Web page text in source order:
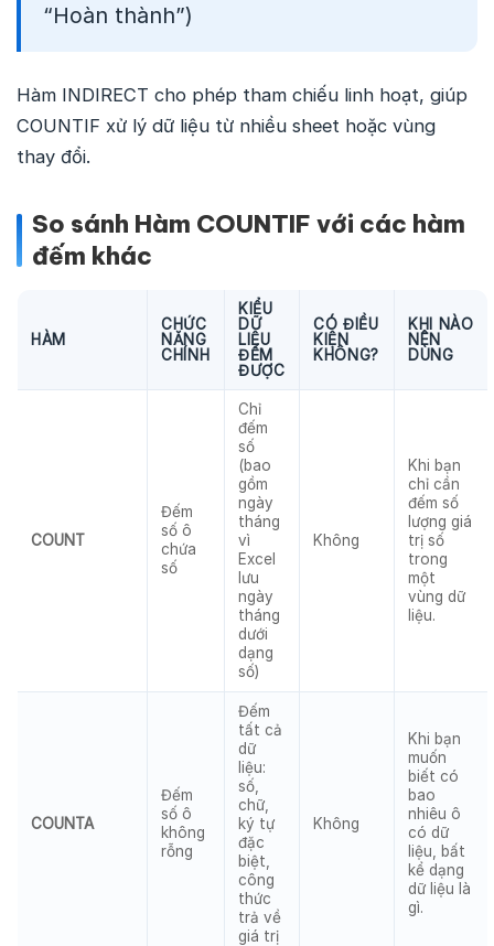
“Hoàn thành”)
Hàm INDIRECT cho phép tham chiếu linh hoạt, giúp
COUNTIF xử lý dữ liệu từ nhiều sheet hoặc vùng
thay đổi.
So sánh Hàm COUNTIF với các hàm
đếm khác
HÀM
CHỨC
NĂNG
CHÍNH
KIỂU
DỮ
LIỆU
ĐẾM
ĐƯỢC
CÓ ĐIỀU
KIỆN
KHÔNG?
KHI NÀO
NÊN
DÙNG
COUNT
Đếm
số ô
chứa
số
Chỉ
đếm
số
(bao
gồm
ngày
tháng
vì
Excel
lưu
ngày
tháng
dưới
dạng
số)
Không
Khi bạn
chỉ cần
đếm số
lượng giá
trị số
trong
một
vùng dữ
liệu.
COUNTA
Đếm
số ô
không
rỗng
Đếm
tất cả
dữ
liệu:
số,
chữ,
ký tự
đặc
biệt,
công
thức
trả về
giá trị
Không
Khi bạn
muốn
biết có
bao
nhiêu ô
có dữ
liệu, bất
kể dạng
dữ liệu là
gì.